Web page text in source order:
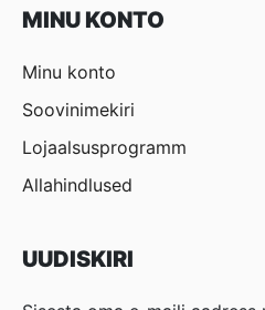
MINU KONTO
Minu konto
Soovinimekiri
Lojaalsusprogramm
Allahindlused
UUDISKIRI